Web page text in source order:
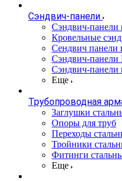
Сэндвич-панели
Cэндвич-панели
Кровельные
Сендвич панели
Сэндвич-
Сэндвич-панели
Еще
Трубопроводная
Заглушки
Опоры для труб
Переходы
Тройники
Фитинги
Еще